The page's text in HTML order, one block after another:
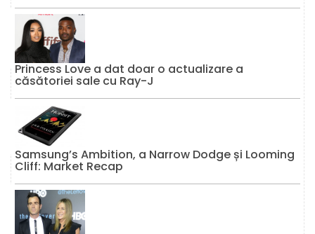
Princess Love a dat doar o actualizare a
căsătoriei sale cu Ray-J
Samsung’s Ambition, a Narrow Dodge și Looming
Cliff: Market Recap